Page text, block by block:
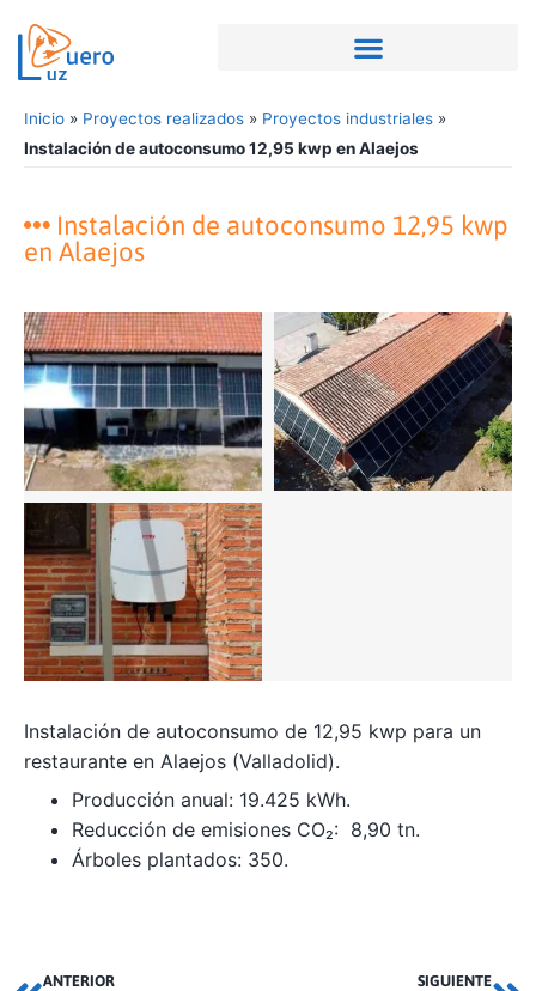
Inicio » Proyectos realizados » Proyectos industriales »
Instalación de autoconsumo 12,95 kwp en Alaejos
Instalación de autoconsumo 12,95 kwp
en Alaejos
Instalación de autoconsumo de 12,95 kwp para un
restaurante en Alaejos (Valladolid).
Producción anual: 19.425 kWh.
Reducción de emisiones CO₂: 8,90 tn.
Árboles plantados: 350.
ANTERIOR SIGUIENTE